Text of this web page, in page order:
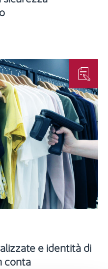
e identità di
conta